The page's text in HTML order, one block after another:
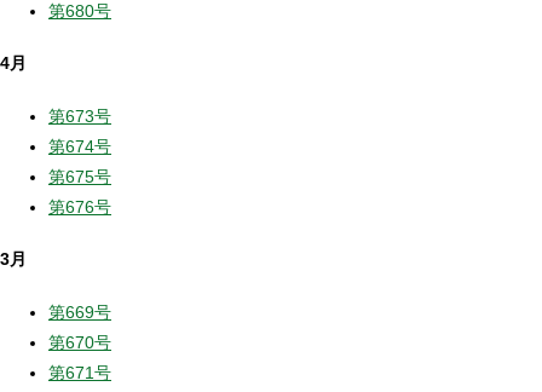
第680号
4月
第673号
第674号
第675号
第676号
3月
第669号
第670号
第671号